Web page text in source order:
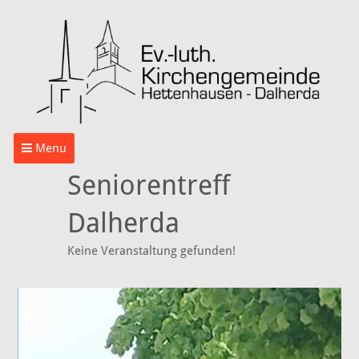
Menu
Seniorentreff
Dalherda
Keine Veranstaltung gefunden!